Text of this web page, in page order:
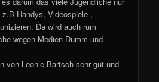
Handys, Videospiele ,
Da wird auch rum
wegen Medien Dumm und
von Leonie Bartsch sehr gut und